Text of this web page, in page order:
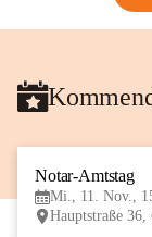
Notar-Amtstag
Mi., 11. Nov.,
Hauptstraße